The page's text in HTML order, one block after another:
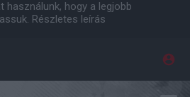
hogy a legjobb
Részletes leírás